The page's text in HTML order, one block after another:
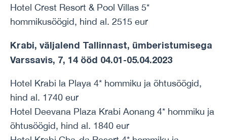
Hotel Crest Resort & Pool Villas 5*
hommikusöögid, hind al. 2515 eur
Krabi, väljalend Tallinnast, ümberistumisega
Varssavis, 7, 14 ööd 04.01-05.04.2023
Hotel Krabi la Playa 4* hommiku ja õhtusöögid,
hind al. 1740 eur
Hotel Deevana Plaza Krabi Aonang 4* hommiku ja
õhtusöögid, hind al. 1840 eur